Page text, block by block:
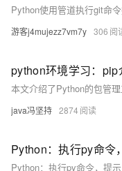
Python使用管道执行git命
游客j4mujezz7vm7y 306
java冯坚持 2874
Python：执行py命令，提